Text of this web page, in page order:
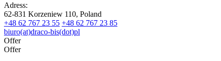
Adress:
62-831 Korzeniew 110, Poland
+48 62 767 23 55 +48 62 767 23 85
biuro(at)draco-bis(dot)pl
Offer
Offer